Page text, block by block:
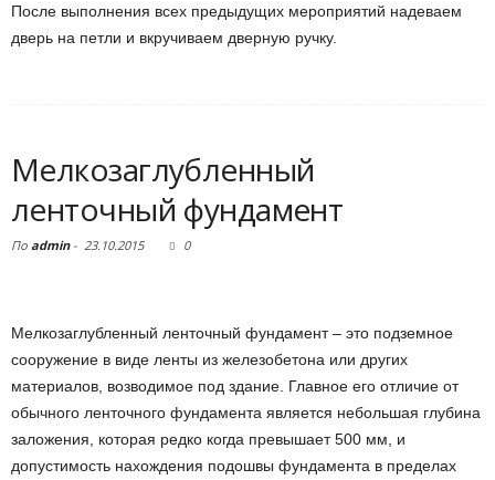
После выполнения всех предыдущих мероприятий надеваем
дверь на петли и вкручиваем дверную ручку.
Мелкозаглубленный
ленточный фундамент
По admin- 23.10.2015 0
Мелкозаглубленный ленточный фундамент – это подземное
сооружение в виде ленты из железобетона или других
материалов, возводимое под здание. Главное его отличие от
обычного ленточного фундамента является небольшая глубина
заложения, которая редко когда превышает 500 мм, и
допустимость нахождения подошвы фундамента в пределах